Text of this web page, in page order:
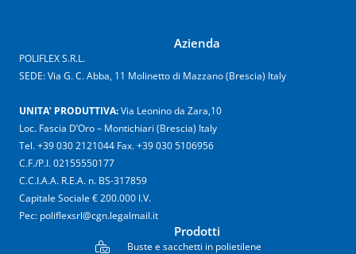
Azienda
POLIFLEX S.R.L.
SEDE: Via G. C. Abba, 11 Molinetto di Mazzano (Brescia) Italy
UNITA’ PRODUTTIVA:Via Leonino da Zara,10
Loc. Fascia D’Oro – Montichiari (Brescia) Italy
Tel. +39 030 2121044 Fax. +39 030 5106956
C.F./P.I. 02155550177
C.C.I.A.A. R.E.A. n. BS-317859
Capitale Sociale € 200.000 I.V.
Pec: poliflexsrl@cgn.legalmail.it
Prodotti
Buste e sacchetti in polietilene